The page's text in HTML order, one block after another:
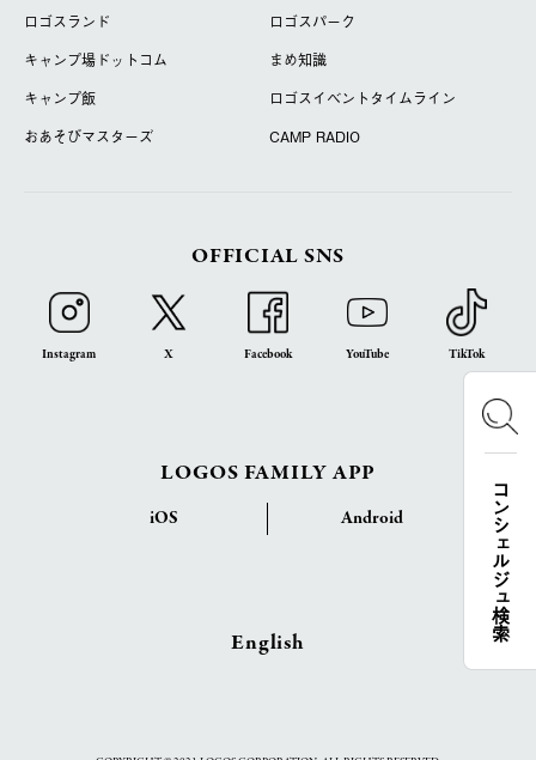
コンシェルジュ検索
ロゴスランド
ロゴスパーク
キャンプ場ドットコム
まめ知識
キャンプ飯
ロゴスイベントタイムライン
おあそびマスターズ
CAMP RADIO
OFFICIAL SNS
Instagram X Facebook YouTube TikTok
LOGOS FAMILY APP
iOS Android
English